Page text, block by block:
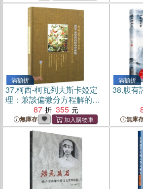
滿額折
37.柯西-柯瓦列夫斯卡婭定
理：兼談偏微分方程解的存
在性問題（簡體書）
87 355
無庫存
滿額折
38.腹有
無庫